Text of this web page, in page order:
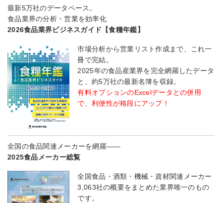
最新5万社のデータベース。
食品業界の分析・営業を効率化
2026食品業界ビジネスガイド【食糧年鑑】
市場分析から営業リスト作成まで、これ一
冊で完結。
2025年の食品産業界を完全網羅したデータ
と、約5万社の最新名簿を収録。
有料オプションのExcelデータとの併用
で、利便性が格段にアップ！
全国の食品関連メーカーを網羅――
2025食品メーカー総覧
全国食品・酒類・機械・資材関連メーカー
3,063社の概要をまとめた業界唯一のもの
です。